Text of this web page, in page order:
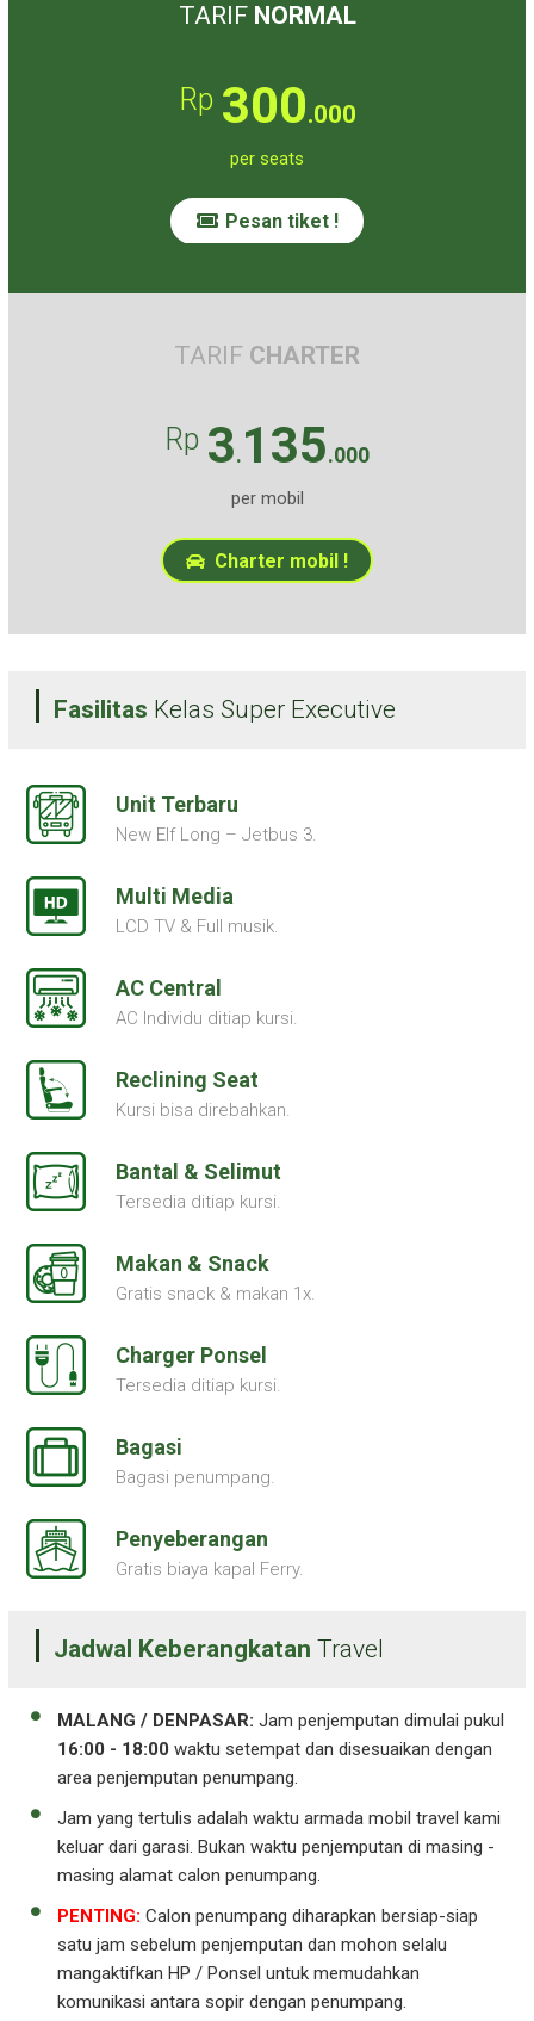
TARIF NORMAL
Rp 300.000
per seats
Pesan tiket !
TARIF CHARTER
Rp 3.135.000
per mobil
Charter mobil !
Fasilitas Kelas Super Executive
Unit Terbaru
New Elf Long – Jetbus 3.
Multi Media
LCD TV & Full musik.
AC Central
AC Individu ditiap kursi.
Reclining Seat
Kursi bisa direbahkan.
Bantal & Selimut
Tersedia ditiap kursi.
Makan & Snack
Gratis snack & makan 1x.
Charger Ponsel
Tersedia ditiap kursi.
Bagasi
Bagasi penumpang.
Penyeberangan
Gratis biaya kapal Ferry.
Jadwal Keberangkatan Travel
MALANG / DENPASAR: Jam penjemputan dimulai pukul
16:00 - 18:00 waktu setempat dan disesuaikan dengan
area penjemputan penumpang.
Jam yang tertulis adalah waktu armada mobil travel kami
keluar dari garasi. Bukan waktu penjemputan di masing -
masing alamat calon penumpang.
PENTING: Calon penumpang diharapkan bersiap-siap
satu jam sebelum penjemputan dan mohon selalu
mangaktifkan HP / Ponsel untuk memudahkan
komunikasi antara sopir dengan penumpang.